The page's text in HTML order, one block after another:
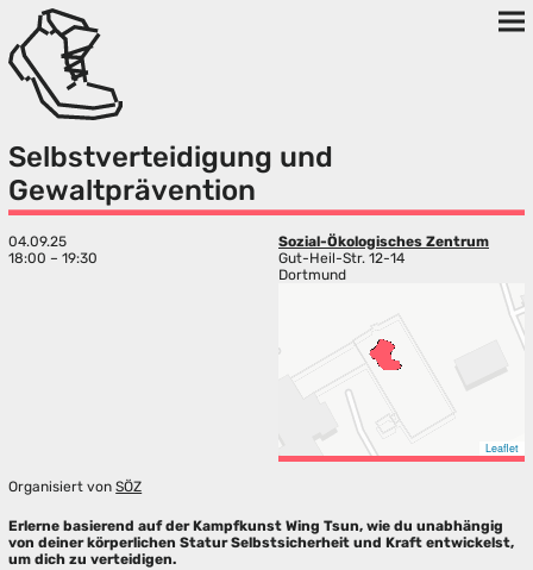
Selbstverteidigung und
Gewaltprävention
04.09.25
18:00 – 19:30
Sozial-Ökologisches Zentrum
Gut-Heil-Str. 12-14
Dortmund
Leaflet
Organisiert vonSÖZ
Erlerne basierend auf der Kampfkunst Wing Tsun, wie du unabhängig
von deiner körperlichen Statur Selbstsicherheit und Kraft entwickelst,
um dich zu verteidigen.